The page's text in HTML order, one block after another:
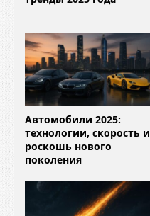
Автомобили 2025:
технологии, скорость и
роскошь нового
поколения